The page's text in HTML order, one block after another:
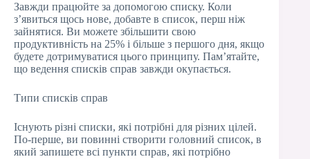
Завжди працюйте за допомогою списку. Коли
з’явиться щось нове, добавте в список, перш ніж
зайнятися. Ви можете збільшити свою
продуктивність на 25% і більше з першого дня, якщо
будете дотримуватися цього принципу. Пам’ятайте,
що ведення списків справ завжди окупається.
Типи списків справ
Існують різні списки, які потрібні для різних цілей.
По-перше, ви повинні створити головний список, в
який запишете всі пункти справ, які потрібно